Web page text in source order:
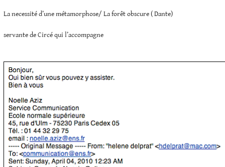
La necessité d’une métamorphose/ La forêt obscure ( Dante)
servante de Circé qui l’accompagne